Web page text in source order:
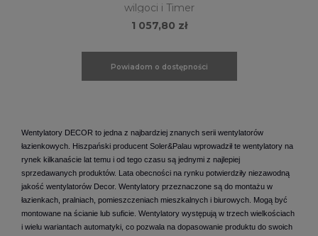
wilgoci i Timer
1 057,80 zł
Powiadom o dostępności
Wentylatory DECOR to jedna z najbardziej znanych serii wentylatorów
łazienkowych. Hiszpański producent Soler&Palau wprowadził te wentylatory na
rynek kilkanaście lat temu i od tego czasu są jednymi z najlepiej
sprzedawanych produktów. Lata obecności na rynku potwierdziły niezawodną
jakość wentylatorów Decor. Wentylatory przeznaczone są do montażu w
łazienkach, pralniach, pomieszczeniach mieszkalnych i biurowych. Mogą być
montowane na ścianie lub suficie. Wentylatory występują w trzech wielkościach
i wielu wariantach automatyki, co pozwala na dopasowanie produktu do swoich